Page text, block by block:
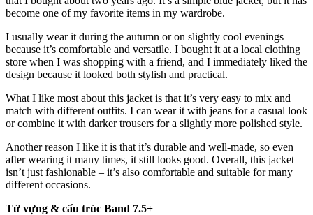
become one of my favorite items in my wardrobe.
I usually wear it during the autumn or on slightly cool evenings
because it’s comfortable and versatile. I bought it at a local clothing
store when I was shopping with a friend, and I immediately liked the
design because it looked both stylish and practical.
What I like most about this jacket is that it’s very easy to mix and
match with different outfits. I can wear it with jeans for a casual look
or combine it with darker trousers for a slightly more polished style.
Another reason I like it is that it’s durable and well-made, so even
after wearing it many times, it still looks good. Overall, this jacket
isn’t just fashionable – it’s also comfortable and suitable for many
different occasions.
Từ vựng & cấu trúc Band 7.5+